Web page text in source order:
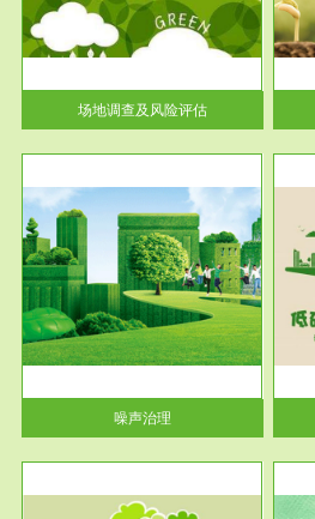
场地调查及风险评估
噪声治理
服务范围
废气处理工程